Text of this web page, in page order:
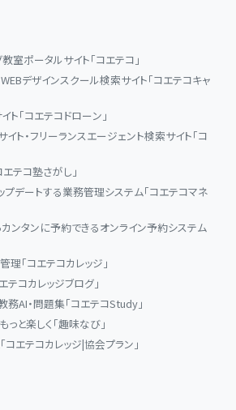
室ポータルサイト「コエテコ」
デザインスクール検索サイト「コエテコキャ
「コエテコドローン」
ト・フリーランスエージェント検索サイト「コ
テコ塾さがし」
プデートする業務管理システム「コエテコマネ
ンタンに予約できるオンライン予約システム
「コエテコカレッジ」
コカレッジブログ」
AI・問題集「コエテコStudy」
と楽しく「趣味なび」
エテコカレッジ|協会プラン」